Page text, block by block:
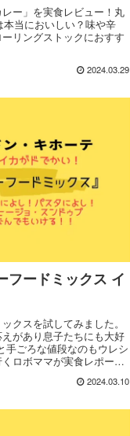
ー」を実食レビュー！丸
当においしい？味や辛
リングストックにおすす
2024.03.29
フードミックス イ
クスを試してみました。
があり息子たちにも大好
手ごろな値段なのもウレシ
ロボママが実食レポート
2024.03.10